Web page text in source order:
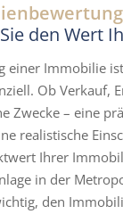
den Wert
einer Immobilie
Ob Verkauf,
Zwecke – eine
realistische
Ihrer
in der
den